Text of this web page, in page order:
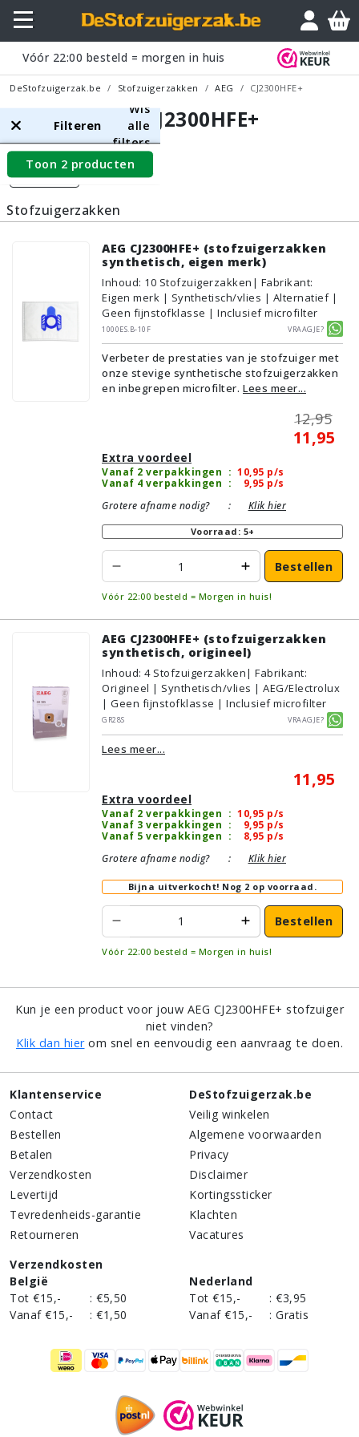
Vóór 22:00 besteld = morgen in huis
DeStofzuigerzak.be Stofzuigerzakken AEG CJ2300HFE+
AEG CJ2300HFE+
Filters
Filteren
Wis
alle
filters
Toon 2 producten
Stofzuigerzakken
AEG CJ2300HFE+ (stofzuigerzakken
synthetisch, eigen merk)
Inhoud: 10 Stofzuigerzakken | Fabrikant:
Eigen merk | Synthetisch/vlies | Alternatief |
Geen fijnstofklasse | Inclusief microfilter
1000ES.B-10F
Vraagje?
Verbeter de prestaties van je stofzuiger met
onze stevige synthetische stofzuigerzakken
en inbegrepen microfilter. Lees meer...
12,95
11,95
Extra voordeel
Vanaf 2 verpakkingen : 10,95 p/s
Vanaf 4 verpakkingen : 9,95 p/s
Grotere afname nodig?
: Klik hier
Voorraad: 5+
Bestellen
Vóór 22:00 besteld = Morgen in huis!
AEG CJ2300HFE+ (stofzuigerzakken
synthetisch, origineel)
Inhoud: 4 Stofzuigerzakken| Fabrikant:
Origineel | Synthetisch/vlies | AEG/Electrolux
| Geen fijnstofklasse | Inclusief microfilter
GR28S
Vraagje?
Lees meer...
11,95
Extra voordeel
Vanaf 2 verpakkingen : 10,95 p/s
Vanaf 3 verpakkingen : 9,95 p/s
Vanaf 5 verpakkingen : 8,95 p/s
Grotere afname nodig?
: Klik hier
Bijna uitverkocht! Nog 2 op voorraad.
Bestellen
Vóór 22:00 besteld = Morgen in huis!
Kun je een product voor jouw AEG CJ2300HFE+ stofzuiger
niet vinden?
Klik dan hierom snel en eenvoudig een aanvraag te doen.
Klantenservice
Contact
Bestellen
Betalen
Verzendkosten
Levertijd
Tevredenheids-garantie
Retourneren
DeStofzuigerzak.be
Veilig winkelen
Algemene voorwaarden
Privacy
Disclaimer
Kortingssticker
Klachten
Vacatures
Verzendkosten
België
Tot €15,-
: €5,50
Vanaf €15,-
: €1,50
Nederland
Tot €15,-
: €3,95
Vanaf €15,-
: Gratis